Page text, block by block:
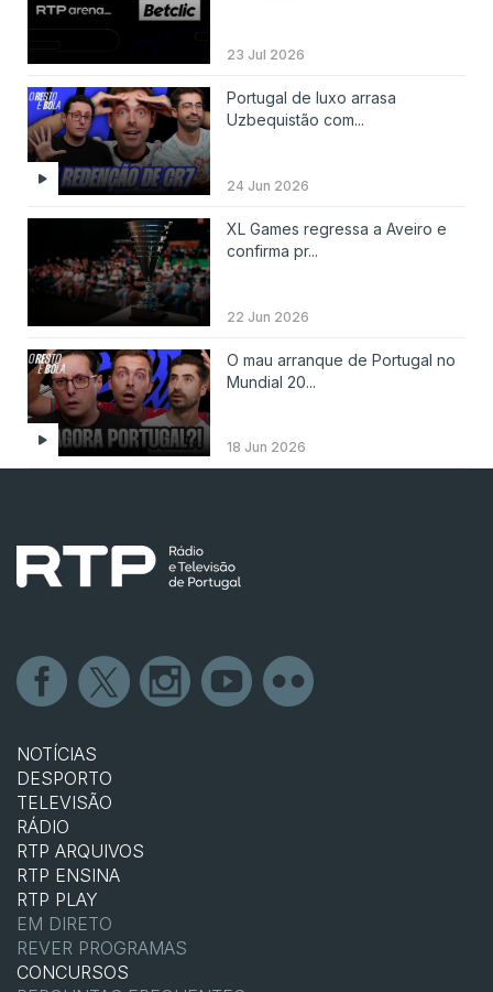
23 Jul 2026
Portugal de luxo arrasa
Uzbequistão com...
24 Jun 2026
XL Games regressa a Aveiro e
confirma pr...
22 Jun 2026
O mau arranque de Portugal no
Mundial 20...
18 Jun 2026
NOTÍCIAS
DESPORTO
TELEVISÃO
RÁDIO
RTP ARQUIVOS
RTP ENSINA
RTP PLAY
EM DIRETO
REVER PROGRAMAS
CONCURSOS